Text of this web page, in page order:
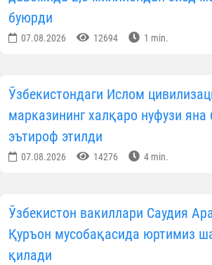
буюрди
07.08.2026 12694 1 min.
Ўзбекистондаги Ислом
марказининг халқаро нуфузи
эътироф этилди
07.08.2026 14276 4 min.
Ўзбекистон вакиллари Саудия
Қуръон мусобақасида юртимиз
қилади